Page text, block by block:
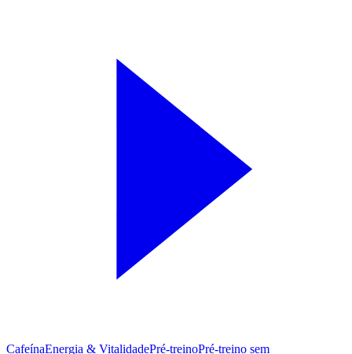
CafeínaEnergia & VitalidadePré-treinoPré‑treino sem